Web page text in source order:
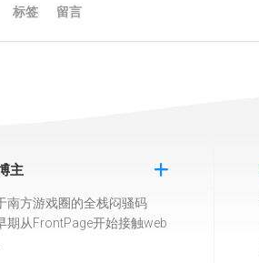
标签 留言
主
南方游戏圈的全栈闷骚码
期从FrontPage开始接触web